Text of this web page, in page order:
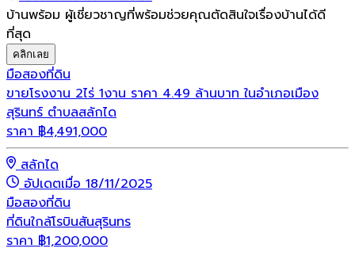
บ้านพร้อม ผู้เชี่ยวชาญที่พร้อมช่วยคุณตัดสินใจเรื่องบ้านได้ดี
ที่สุด
คลิกเลย
มือสองที่ดิน
ขายโรงงาน 2ไร่ 1งาน ราคา 4.49 ล้านบาท ในอำเภอเมือง
สุรินทร์ ตำบลสลักได
ราคา ฿4,491,000
สลักได
อัปเดตเมื่อ 18/11/2025
มือสองที่ดิน
ที่ดินใกล้โรบินสันสุรินทร
ราคา ฿1,200,000